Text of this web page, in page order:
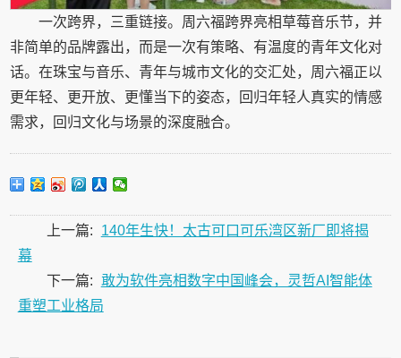
一次跨界，三重链接。周六福跨界亮相草莓音乐节，并
非简单的品牌露出，而是一次有策略、有温度的青年文化对
话。在珠宝与音乐、青年与城市文化的交汇处，周六福正以
更年轻、更开放、更懂当下的姿态，回归年轻人真实的情感
需求，回归文化与场景的深度融合。
上一篇:
140年生快！太古可口可乐湾区新厂即将揭
幕
下一篇: 敢为软件亮相数字中国峰会，灵哲AI智能体
重塑工业格局